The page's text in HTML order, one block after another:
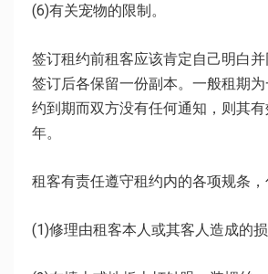
(6)有关宠物的限制。
签订租约前租客应该肯定自己明白并
签订后各保留一份副本。一般租期
约到期而双方没有任何通知，则其
年。
租客有责任遵守租约内的各项规条，
(1)修理由租客本人或其客人造成的